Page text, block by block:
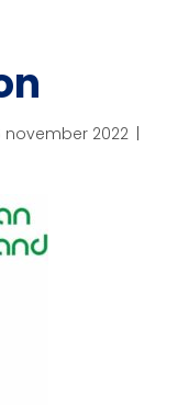
november 2022 |